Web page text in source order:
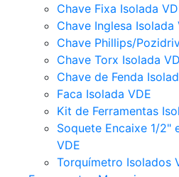
Chave Fixa Isolada
Chave Inglesa Isolada
Chave Phillips/
Chave Torx Isolada
Chave de Fenda
Faca Isolada VDE
Kit de Ferramentas
Soquete Encaixe 1/2"
VDE
Torquímetro Isolados